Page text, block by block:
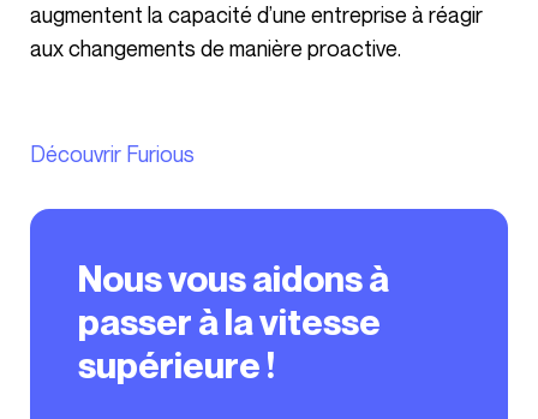
Nous vous aidons à
passer à la vitesse
supérieure !
augmentent la capacité d’une entreprise à réagir
aux changements de manière proactive.
Découvrir Furious